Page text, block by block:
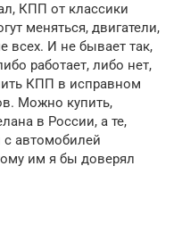
КПП от классики
меняться, двигатели,
всех. И не бывает так,
работает, либо нет,
КПП в исправном
Можно купить,
в России, а те,
с автомобилей
им я бы доверял